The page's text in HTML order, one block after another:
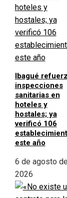
Ibagué
inspecciones
sanitarias en
hoteles y
hostales; ya
verificó 106
este año
6 de agosto de
2026